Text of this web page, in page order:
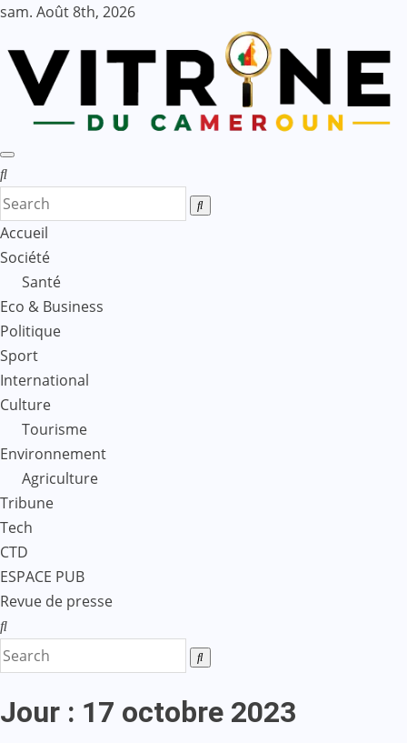
Skip
content
sam. Août 8th, 2026
Accueil
Société
Santé
Eco & Business
Politique
Sport
International
Culture
Tourisme
Environnement
Agriculture
Tribune
Tech
CTD
ESPACE PUB
Revue de presse
Jour : 17 octobre 2023